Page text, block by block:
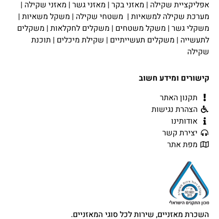
אפליקציית שקילה | מאזני בקר | מאזני גשר | מאזני שקילה |
מערכת שקילה למשאיות | משטחי שקילה | משקל משאיות |
משקלי גשר | משקל משטחים | משקלים לחקלאות | משקלים
לתעשייה | משקלים תעשייתיים | שקילת מיכלים | תוכנת
שקילה
קישורים ומידע חשוב
תקנון האתר
הצהרת נגישות
אודותינו
יצירת קשר
מפת אתר
השכרת מאזניים, שירות לכל סוגי המאזניים.